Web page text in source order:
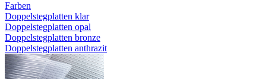
Farben
Doppelstegplatten klar
Doppelstegplatten opal
Doppelstegplatten bronze
Doppelstegplatten anthrazit